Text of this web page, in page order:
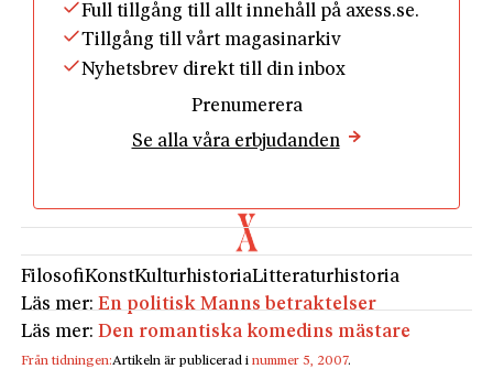
Full tillgång till allt innehåll på axess.se.
Tillgång till vårt magasinarkiv
Nyhetsbrev direkt till din inbox
Prenumerera
Se alla våra erbjudanden
FilosofiKonstKulturhistoriaLitteraturhistoria
Läs mer:En politisk Manns betraktelser
Läs mer:Den romantiska komedins mästare
Från tidningen:Artikeln är publicerad inummer 5, 2007.